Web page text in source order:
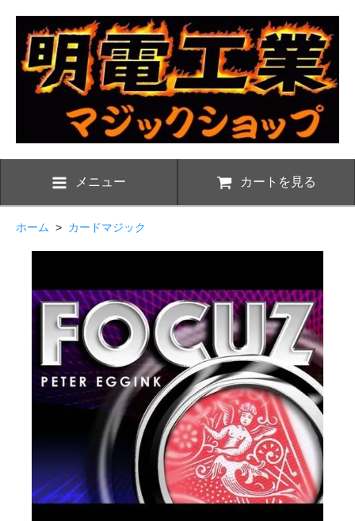
メニュー カートを見る
ホーム > カードマジック